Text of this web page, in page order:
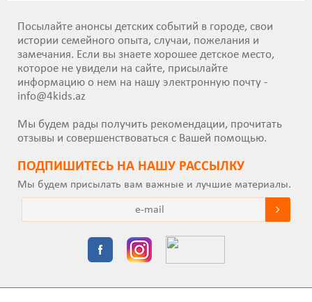
Посылайте анонсы детских событий в городе, свои
истории семейного опыта, случаи, пожелания и
замечания. Если вы знаете хорошее детское место,
которое не увидели на сайте, присылайте
информацию о нем на нашу электронную почту -
info@4kids.az
Мы будем рады получить рекомендации, прочитать
отзывы и совершенствоваться с Вашей помощью.
ПОДПИШИТEСЬ НА НАШУ РАССЫЛКУ
Мы будем присылать вам важные и лучшие материалы.